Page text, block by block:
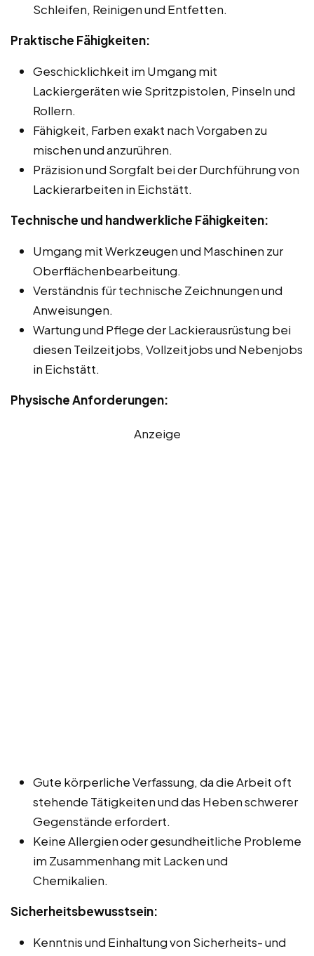
Schleifen, Reinigen und Entfetten.
Praktische Fähigkeiten:
Geschicklichkeit im Umgang mit
Lackiergeräten wie Spritzpistolen, Pinseln und
Rollern.
Fähigkeit, Farben exakt nach Vorgaben zu
mischen und anzurühren.
Präzision und Sorgfalt bei der Durchführung von
Lackierarbeiten in Eichstätt.
Technische und handwerkliche Fähigkeiten:
Umgang mit Werkzeugen und Maschinen zur
Oberflächenbearbeitung.
Verständnis für technische Zeichnungen und
Anweisungen.
Wartung und Pflege der Lackierausrüstung bei
diesen Teilzeitjobs, Vollzeitjobs und Nebenjobs
in Eichstätt.
Physische Anforderungen:
Anzeige
Gute körperliche Verfassung, da die Arbeit oft
stehende Tätigkeiten und das Heben schwerer
Gegenstände erfordert.
Keine Allergien oder gesundheitliche Probleme
im Zusammenhang mit Lacken und
Chemikalien.
Sicherheitsbewusstsein:
Kenntnis und Einhaltung von Sicherheits- und